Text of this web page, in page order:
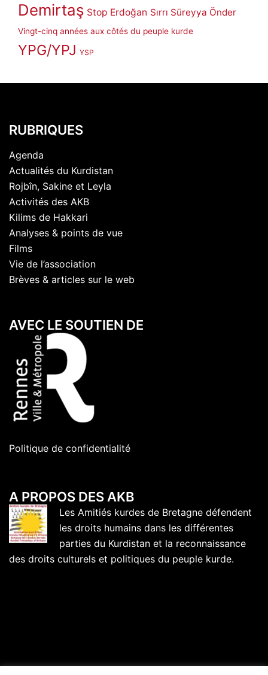
Demirtaş Stop Erdoğan Sırrı Süreyya Önder
Vingt-cinq années aux côtés du peuple kurde
YPG/YPJ YSP
RUBRIQUES
Agenda
Actualités du Kurdistan
Rojbîn, Sakine et Leyla
Activités des AKB
Kilims de Hakkari
Analyses & points de vue
Films
Vie de l’association
Brèves & articles sur le web
AVEC LE SOUTIEN DE
Politique de confidentialité
A PROPOS DES AKB
Les Amitiés kurdes de Bretagne défendent
les droits humains dans les différentes
parties du Kurdistan et la reconnaissance
des droits culturels et politiques du peuple kurde.